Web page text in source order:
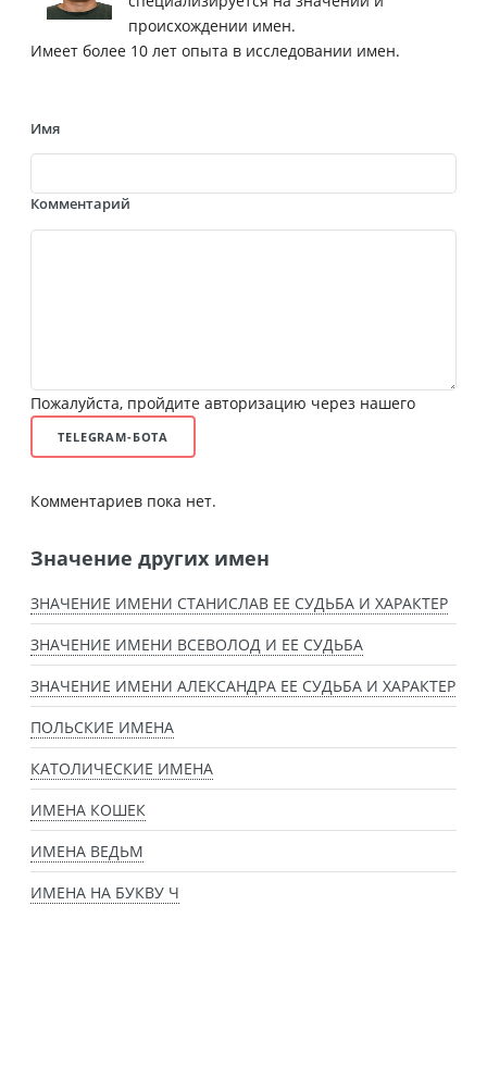
происхождении имен.
Имеет более 10 лет опыта в исследовании имен.
Имя
Комментарий
Пожалуйста, пройдите авторизацию через нашего
TELEGRAM-БОТА
Комментариев пока нет.
Значение других имен
ЗНАЧЕНИЕ ИМЕНИ СТАНИСЛАВ ЕЕ СУДЬБА И ХАРАКТЕР
ЗНАЧЕНИЕ ИМЕНИ ВСЕВОЛОД И ЕЕ СУДЬБА
ЗНАЧЕНИЕ ИМЕНИ АЛЕКСАНДРА ЕЕ СУДЬБА И ХАРАКТЕР
ПОЛЬСКИЕ ИМЕНА
КАТОЛИЧЕСКИЕ ИМЕНА
ИМЕНА КОШЕК
ИМЕНА ВЕДЬМ
ИМЕНА НА БУКВУ Ч